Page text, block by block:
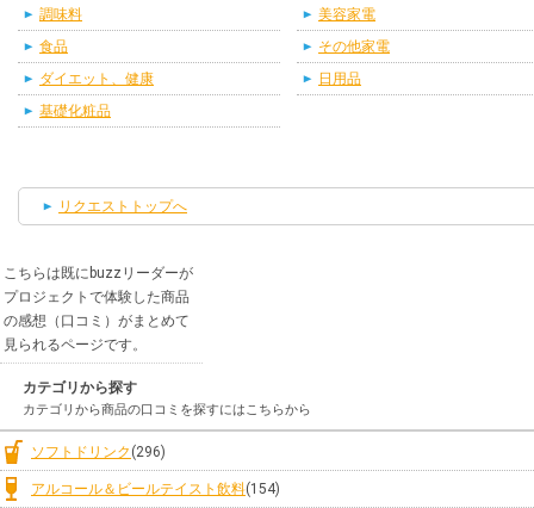
調味料
食品
ダイエット、健康
基礎化粧品
美容家電
その他家電
日用品
リクエストトップへ
こちらは既にbuzzリーダーが
プロジェクトで体験した商品
の感想（口コミ）がまとめて
見られるページです。
カテゴリから探す
カテゴリから商品の口コミを探すにはこちらから
ソフトドリンク (296)
アルコール＆ビールテイスト飲料(154)